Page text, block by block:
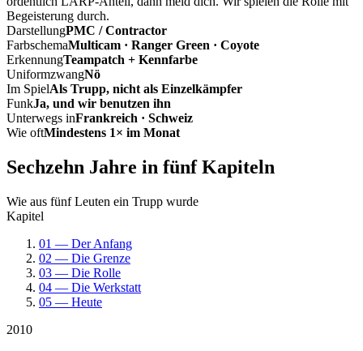
Begeisterung durch.
DarstellungPMC / Contractor
FarbschemaMulticam · Ranger Green · Coyote
ErkennungTeampatch + Kennfarbe
UniformzwangNö
Im SpielAls Trupp, nicht als Einzelkämpfer
FunkJa, und wir benutzen ihn
Unterwegs inFrankreich · Schweiz
Wie oftMindestens 1× im Monat
Sechzehn Jahre in fünf Kapiteln
Wie aus fünf Leuten ein Trupp wurde
Kapitel
01 — Der Anfang
02 — Die Grenze
03 — Die Rolle
04 — Die Werkstatt
05 — Heute
2010